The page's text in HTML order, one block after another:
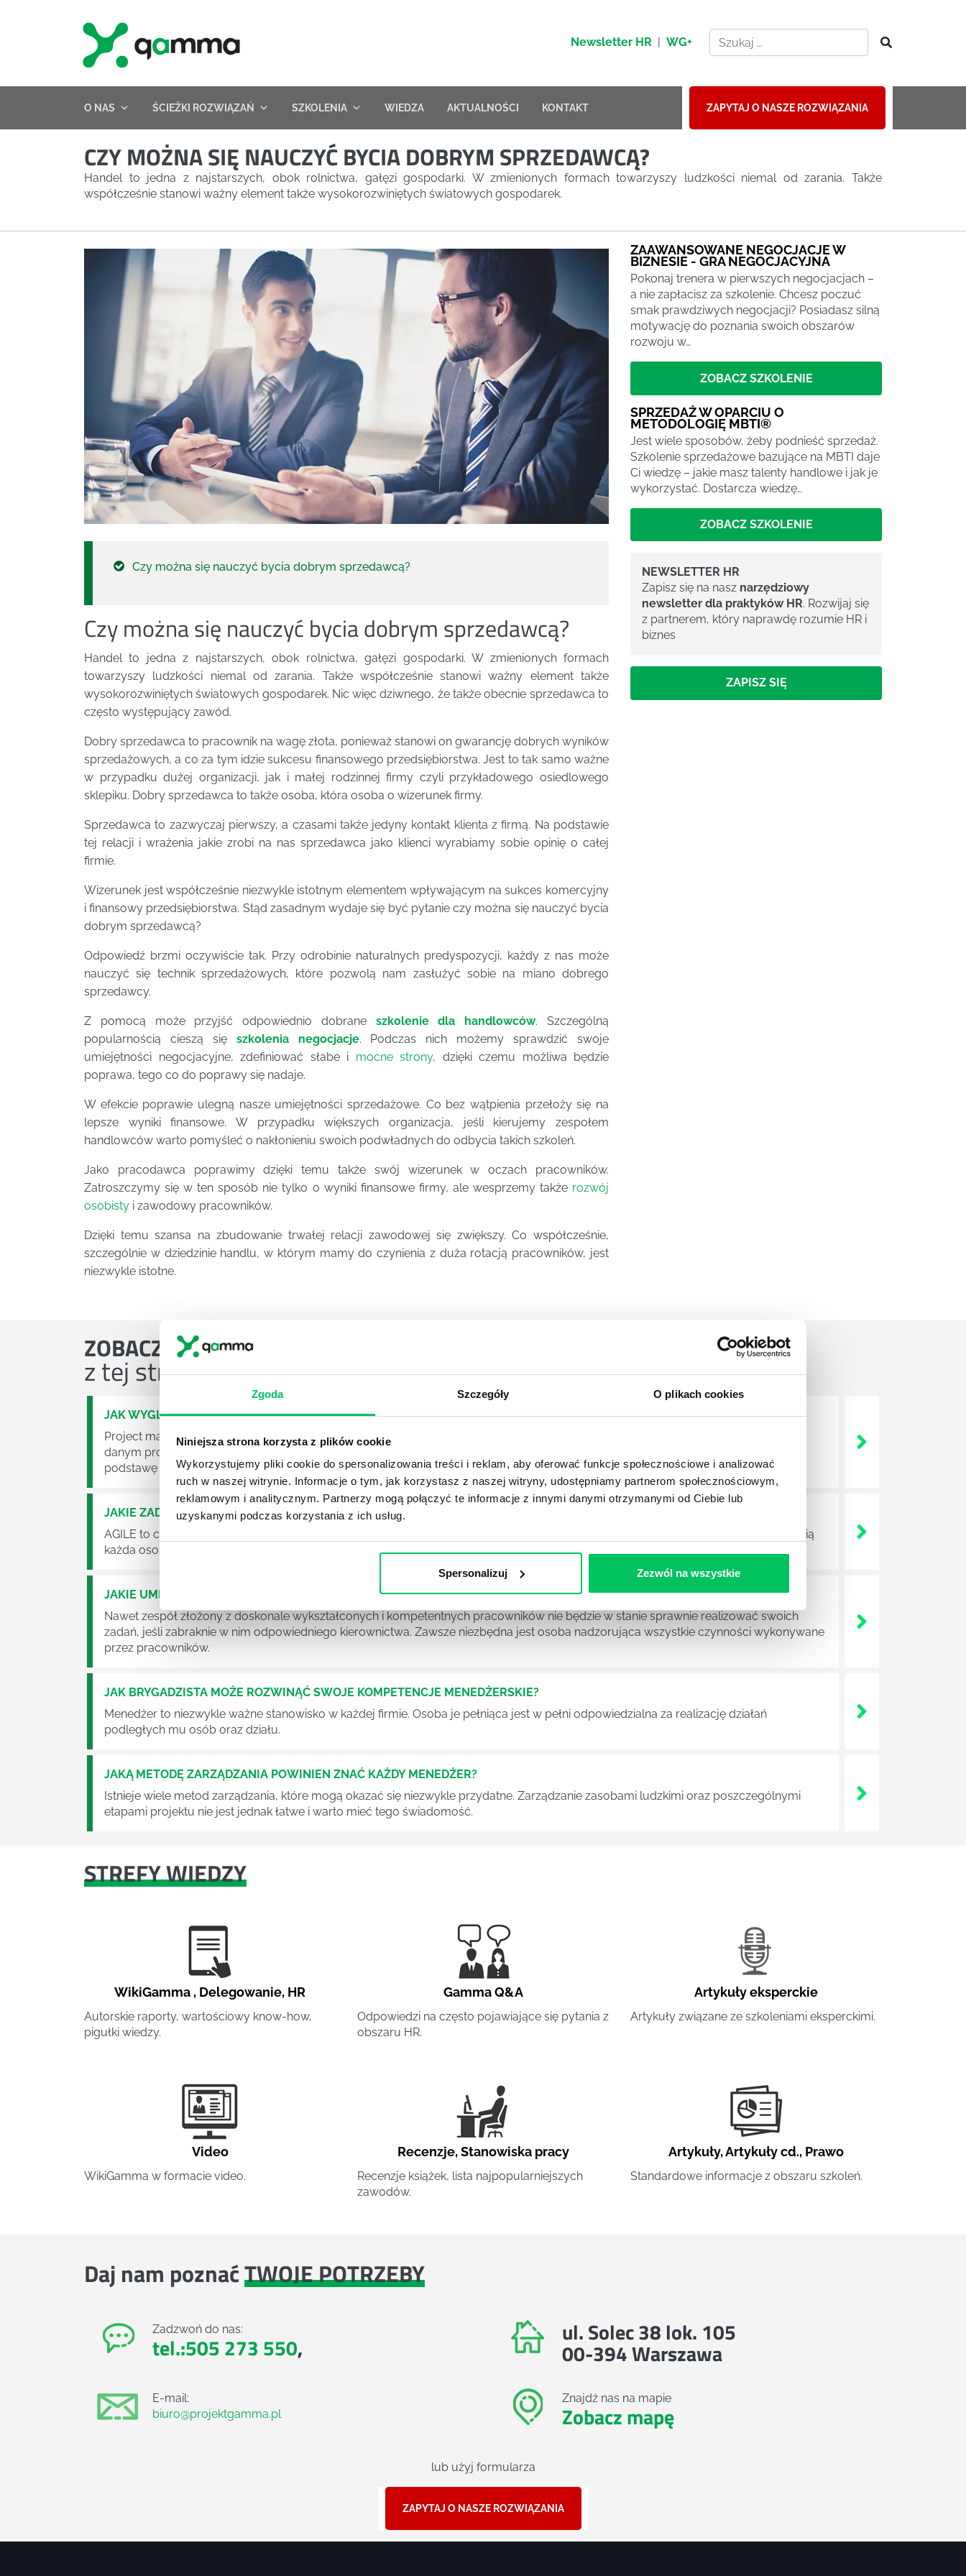
Zgoda Szczegóły O plikach cookies
Niniejsza strona korzysta z plików cookie
Wykorzystujemy pliki cookie do spersonalizowania treści i reklam, aby oferować funkcje społecznościowe i analizować
ruch w naszej witrynie. Informacje o tym, jak korzystasz z naszej witryny, udostępniamy partnerom społecznościowym,
reklamowym i analitycznym. Partnerzy mogą połączyć te informacje z innymi danymi otrzymanymi od Ciebie lub
uzyskanymi podczas korzystania z ich usług.
Spersonalizuj Zezwól na wszystkie
Newsletter HR | WG+
O NAS ŚCIEŻKI ROZWIĄZAŃ SZKOLENIA WIEDZA AKTUALNOŚCI KONTAKT ZAPYTAJ O NASZE ROZWIĄZANIA
CZY MOŻNA SIĘ NAUCZYĆ BYCIA DOBRYM SPRZEDAWCĄ?
Handel to jedna z najstarszych, obok rolnictwa, gałęzi gospodarki. W zmienionych formach towarzyszy ludzkości niemal od zarania. Także
współcześnie stanowi ważny element także wysokorozwiniętych światowych gospodarek.
Czy można się nauczyć bycia dobrym sprzedawcą?
Czy można się nauczyć bycia dobrym sprzedawcą?
Handel to jedna z najstarszych, obok rolnictwa, gałęzi gospodarki. W zmienionych formach
towarzyszy ludzkości niemal od zarania. Także współcześnie stanowi ważny element także
wysokorozwiniętych światowych gospodarek. Nic więc dziwnego, że także obecnie sprzedawca to
często występujący zawód.
Dobry sprzedawca to pracownik na wagę złota, ponieważ stanowi on gwarancję dobrych wyników
sprzedażowych, a co za tym idzie sukcesu finansowego przedsiębiorstwa. Jest to tak samo ważne
w przypadku dużej organizacji, jak i małej rodzinnej firmy czyli przykładowego osiedlowego
sklepiku. Dobry sprzedawca to także osoba, która osoba o wizerunek firmy.
Sprzedawca to zazwyczaj pierwszy, a czasami także jedyny kontakt klienta z firmą. Na podstawie
tej relacji i wrażenia jakie zrobi na nas sprzedawca jako klienci wyrabiamy sobie opinię o całej
firmie.
Wizerunek jest współcześnie niezwykle istotnym elementem wpływającym na sukces komercyjny
i finansowy przedsiębiorstwa. Stąd zasadnym wydaje się być pytanie czy można się nauczyć bycia
dobrym sprzedawcą?
Odpowiedź brzmi oczywiście tak. Przy odrobinie naturalnych predyspozycji, każdy z nas może
nauczyć się technik sprzedażowych, które pozwolą nam zasłużyć sobie na miano dobrego
sprzedawcy.
Z pomocą może przyjść odpowiednio dobrane szkolenie dla handlowców. Szczególną
popularnością cieszą się szkolenia negocjacje. Podczas nich możemy sprawdzić swoje
umiejętności negocjacyjne, zdefiniować słabe i mocne strony, dzięki czemu możliwa będzie
poprawa, tego co do poprawy się nadaje.
W efekcie poprawie ulegną nasze umiejętności sprzedażowe. Co bez wątpienia przełoży się na
lepsze wyniki finansowe. W przypadku większych organizacja, jeśli kierujemy zespołem
handlowców warto pomyśleć o nakłonieniu swoich podwładnych do odbycia takich szkoleń.
Jako pracodawca poprawimy dzięki temu także swój wizerunek w oczach pracowników.
Zatroszczymy się w ten sposób nie tylko o wyniki finansowe firmy, ale wesprzemy także rozwój
osobisty i zawodowy pracowników.
Dzięki temu szansa na zbudowanie trwałej relacji zawodowej się zwiększy. Co współcześnie,
szczególnie w dziedzinie handlu, w którym mamy do czynienia z duża rotacją pracowników, jest
niezwykle istotne.
ZAAWANSOWANE NEGOCJACJE W
BIZNESIE - GRA NEGOCJACYJNA
Pokonaj trenera w pierwszych negocjacjach –
a nie zapłacisz za szkolenie. Chcesz poczuć
smak prawdziwych negocjacji? Posiadasz silną
motywację do poznania swoich obszarów
rozwoju w…
ZOBACZ SZKOLENIE
SPRZEDAŻ W OPARCIU O
METODOLOGIĘ MBTI®
Jest wiele sposobów, żeby podnieść sprzedaż.
Szkolenie sprzedażowe bazujące na MBTI daje
Ci wiedzę – jakie masz talenty handlowe i jak je
wykorzystać. Dostarcza wiedzę…
ZOBACZ SZKOLENIE
NEWSLETTER HR
Zapisz się na nasz narzędziowy
newsletter dla praktyków HR. Rozwijaj się
z partnerem, który naprawdę rozumie HR i
biznes
ZAPISZ SIĘ
ZOBACZ OSTATNIE ARTYKUŁY
z tej strefy wiedzy
JAK WYGLĄDA PRACA ZESPOŁÓW PROJEKTOWYCH W ZWINNEJ METODYCE?
Project management (czyli zarządzanie projektami) to szereg czynności mających na celu zrealizowanie wszystkich związanych z
danym projektem założeń. Zajmują się nim osoby wchodzące w skład specjalnych zespołów projektowych, a ich praca stanowi
podstawę działalności wielu przedsiębiorstw.
JAKIE ZADANIA MUSZĄ ZREALIZOWAĆ PRACOWNICY ZESPOŁU PROJEKTOWEGO?
AGILE to coraz popularniejsze w każdej większej (i mniejszej) firmie pojęcie związane z realizacją projektów biznesowych. Z pewnością
każda osoba zatrudniona w takim miejscu choć raz się z nim spotkała.
JAKIE UMIEJĘTNOŚCI MENEDŻERSKIE POWINIEN MIEĆ BRYGADZISTA?
Nawet zespół złożony z doskonale wykształconych i kompetentnych pracowników nie będzie w stanie sprawnie realizować swoich
zadań, jeśli zabraknie w nim odpowiedniego kierownictwa. Zawsze niezbędna jest osoba nadzorująca wszystkie czynności wykonywane
przez pracowników.
JAK BRYGADZISTA MOŻE ROZWINĄĆ SWOJE KOMPETENCJE MENEDŻERSKIE?
Menedżer to niezwykle ważne stanowisko w każdej firmie. Osoba je pełniąca jest w pełni odpowiedzialna za realizację działań
podległych mu osób oraz działu.
JAKĄ METODĘ ZARZĄDZANIA POWINIEN ZNAĆ KAŻDY MENEDŻER?
Istnieje wiele metod zarządzania, które mogą okazać się niezwykle przydatne. Zarządzanie zasobami ludzkimi oraz poszczególnymi
etapami projektu nie jest jednak łatwe i warto mieć tego świadomość.
STREFY WIEDZY
WikiGamma , Delegowanie, HR
Autorskie raporty, wartościowy know-how,
pigułki wiedzy.
Gamma Q&A
Odpowiedzi na często pojawiające się pytania z
obszaru HR.
Artykuły eksperckie
Artykuły związane ze szkoleniami eksperckimi.
Video
WikiGamma w formacie video.
Recenzje,Stanowiska pracy
Recenzje książek, lista najpopularniejszych
zawodów.
Artykuły,Artykuły cd., Prawo
Standardowe informacje z obszaru szkoleń.
Daj nam poznaćTWOJE POTRZEBY
Zadzwoń do nas:
tel.:505 273 550,
E-mail:
biuro@projektgamma.pl
ul. Solec 38 lok. 105
00-394 Warszawa
Znajdź nas na mapie
Zobacz mapę
lub użyj formularza
ZAPYTAJ O NASZE ROZWIĄZANIA